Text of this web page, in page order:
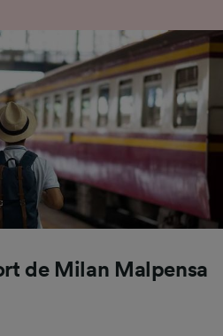
de Milan Malpensa
les
pour
et/ou accéder à des
Publicités et
mesure de
et du contenu,
développement de
(fournisseurs)